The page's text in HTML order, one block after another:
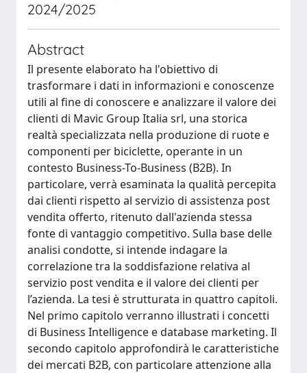
2024/2025
Abstract
Il presente elaborato ha l'obiettivo di
trasformare i dati in informazioni e conoscenze
utili al fine di conoscere e analizzare il valore dei
clienti di Mavic Group Italia srl, una storica
realtà specializzata nella produzione di ruote e
componenti per biciclette, operante in un
contesto Business-To-Business (B2B). In
particolare, verrà esaminata la qualità percepita
dai clienti rispetto al servizio di assistenza post
vendita offerto, ritenuto dall'azienda stessa
fonte di vantaggio competitivo. Sulla base delle
analisi condotte, si intende indagare la
correlazione tra la soddisfazione relativa al
servizio post vendita e il valore dei clienti per
l’azienda. La tesi è strutturata in quattro capitoli.
Nel primo capitolo verranno illustrati i concetti
di Business Intelligence e database marketing. Il
secondo capitolo approfondirà le caratteristiche
dei mercati B2B, con particolare attenzione alla